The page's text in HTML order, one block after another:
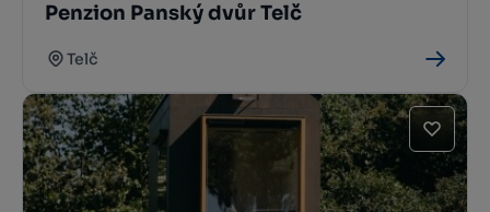
Penzion Panský dvůr Telč
Telč